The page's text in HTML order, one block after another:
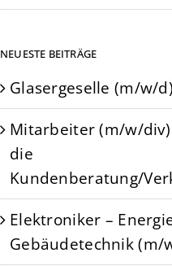
NEUESTE BEITRÄGE
Glasergeselle (m/w/d)
Mitarbeiter (m/w/
die
Kundenberatung/
Elektroniker –
Gebäudetechnik (m/